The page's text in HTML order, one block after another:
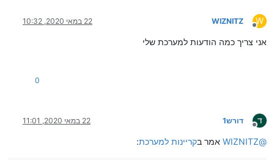
W
מנותק
WIZNITZ 22 במאי 2020, 10:32
אני צריך כמה הודעות למערכת שלי
0
ד
מנותק
דורש1 22 במאי 2020, 11:01
@
WIZNITZ אמר בקריינות למערכת: